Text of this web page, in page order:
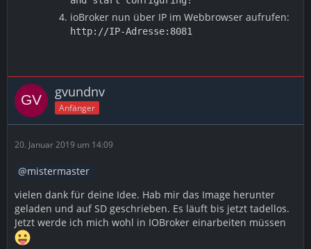
ioBroker nun über IP im Webbrowser aufrufen:
http://IP-Adresse:8081
gvundnv
Anfänger
20. Januar 2019 um 14:09
mistermaster
vielen dank für deine Idee. Hab mir das Image herunter
geladen und auf SD geschrieben. Es läuft bis jetzt tadellos.
Jetzt werde ich mich wohl in IOBroker einarbeiten müssen